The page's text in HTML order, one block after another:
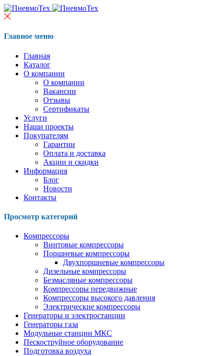
Главное меню
Главная
Каталог
О компании
О компании
Вакансии
Отзывы
Сертификаты
Услуги
Наши проекты
Покупателям
Гарантии
Оплата и доставка
Акции и скидки
Информация
Блог
Новости
Контакты
Просмотр категорий
Компрессоры
Винтовые компрессоры
Поршневые компрессоры
Двухпоршневые компрессоры
Дизельные компрессоры
Безмасляные компрессоры
Компрессоры передвижные
Компрессоры высокого давления
Электрические компрессоры
Генераторы и электростанции
Генераторы газа
Модульные станции МКС
Пескоструйное оборудование
Подготовка воздуха